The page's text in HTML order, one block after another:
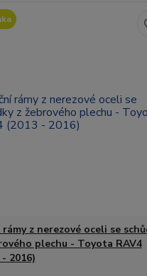
rámy z nerezové oceli se
plechu - Toyota RAV4
2016)